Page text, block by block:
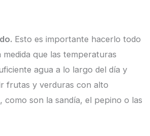
Esto es importante hacerlo todo
que las temperaturas
agua a lo largo del día y
frutas y verduras con alto
como son la sandía, el pepino o las